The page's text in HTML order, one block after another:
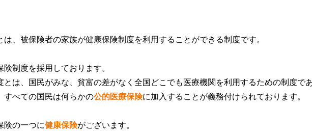
は、被保険者の家族が健康保険制度を利用することができる制度です。
険制度を採用しております。
とは、国民がみな、貧富の差がなく全国どこでも医療機関を利用するための制度で
すべての国民は何らかの公的医療保険に加入することが義務付けられております。
険の一つに健康保険がございます。